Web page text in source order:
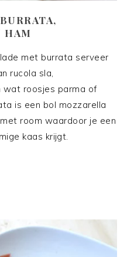
HAM
met burrata serveer
rucola sla,
wat roosjes parma of
is een bol mozzarella
room waardoor je een
kaas krijgt.